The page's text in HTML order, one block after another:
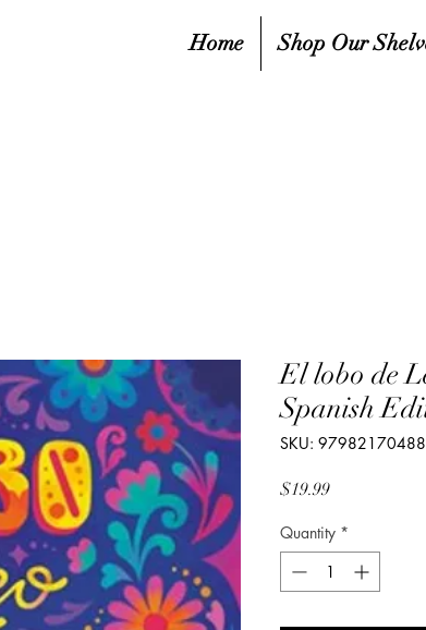
Home Shop Our
El lobo de
Spanish
SKU:
$19.99Price
Quantity *